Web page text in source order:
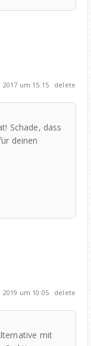
um 15:15 delete
Schade, dass
deinen
2019 um 10:05 delete
mit